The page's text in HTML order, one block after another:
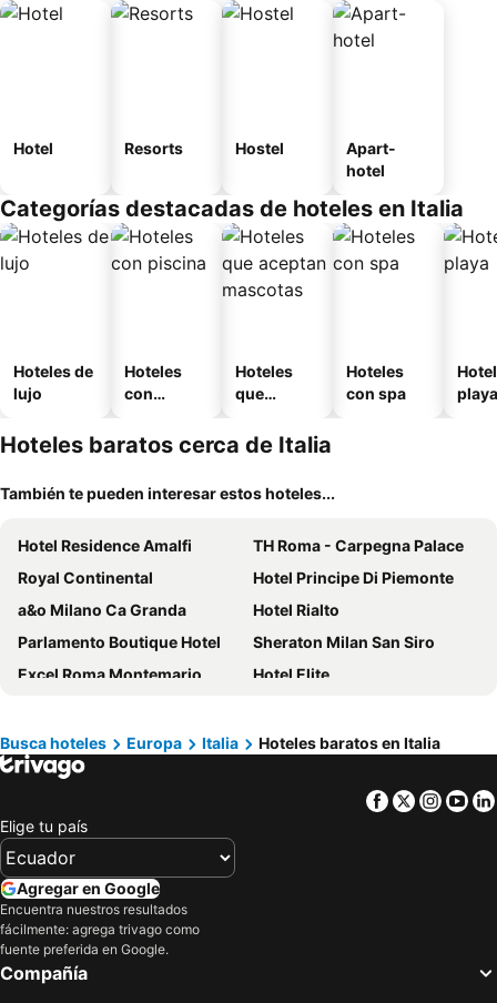
Hotel Resorts Hostel
Apart-
hotel
Categorías destacadas de hoteles en Italia
Hoteles de
lujo
Hoteles
con
Hoteles
que
mascotas
Hoteles
con spa
playa
Hoteles baratos cerca de Italia
También te pueden interesar estos hoteles...
Hotel Residence Amalfi
TH Roma - Carpegna Palace
Royal Continental
Hotel Principe Di Piemonte
a&o Milano Ca Granda
Hotel Rialto
Parlamento Boutique Hotel
Sheraton Milan San Siro
Excel Roma Montemario
Hotel Elite
a&o Venezia Mestre
Arcadia Boutique Hotel
Hotel Adua
Hilton Rome Airport
Hotel Alessandrino
Excelsior Palace Hotel
Hotel Bristol
B&B HOTEL Milano Ornato
Grand Hotel Aminta
Busca hoteles Europa Italia Hoteles baratos en Italia
Facebook
Twitter
Elige tu país
Agregar en Google
Encuentra nuestros resultados
fácilmente: agrega trivago como
fuente preferida en Google.
Compañía